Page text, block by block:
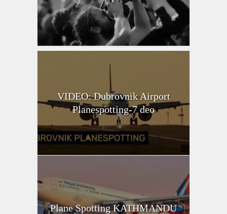
VIDEO: Dubrovnik Airport
Planespotting-7 deo
Plane Spotting KATHMANDU